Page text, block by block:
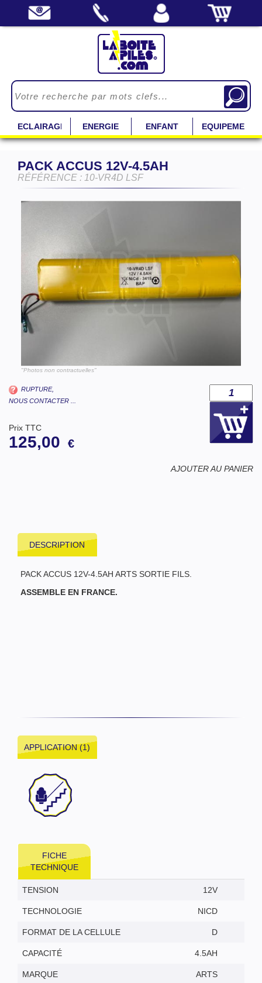
ECLAIRAGE ENERGIE ENFANT EQUIPEMENT
PACK ACCUS 12V-4.5AH
RÉFÉRENCE : 10-VR4D LSF
"Photos non contractuelles"
RUPTURE,
NOUS CONTACTER ...
Prix TTC
125,00 €
AJOUTER AU PANIER
DESCRIPTION
PACK ACCUS 12V-4.5AH ARTS SORTIE FILS.
ASSEMBLE EN FRANCE.
APPLICATION (1)
FICHE
TECHNIQUE
TENSION 12V
TECHNOLOGIE NICD
FORMAT DE LA CELLULE D
CAPACITÉ 4.5AH
MARQUE ARTS